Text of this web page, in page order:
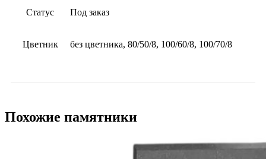
Статус Под заказ
Цветник без цветника, 80/50/8, 100/60/8, 100/70/8
Похожие памятники